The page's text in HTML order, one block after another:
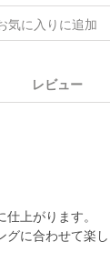
気に入りに追加
レビュー
上がります。
グに合わせて楽し